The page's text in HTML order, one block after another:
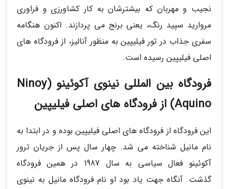
نجیب و مهربان که بیشترشان به کار کشاورزی و فراوری
مروارید سپید رنگ، یعنی برنج می پردازند. اکنون هنگامه
سفری جذاب در تور فیلیپین به منظور آنالیز، از فرودگاه های
اصلی فیلیپین رسیده است.
فرودگاه بین المللی نینوی آکوئینو (Ninoy
Aquino) از فرودگاه های اصلی فیلیپین
این فرودگاه از فرودگاه های اصلی فیلیپین بوده و در ابتدا به
نام مانیل شناخته می شد. چهار سال پس از جریان ترور
آکوئینو فعال سیاسی به سال 1987 در همین فرودگاه
گذشت. آنگاه جهت یاد بود او نام فرودگاه مانیل به نینوی